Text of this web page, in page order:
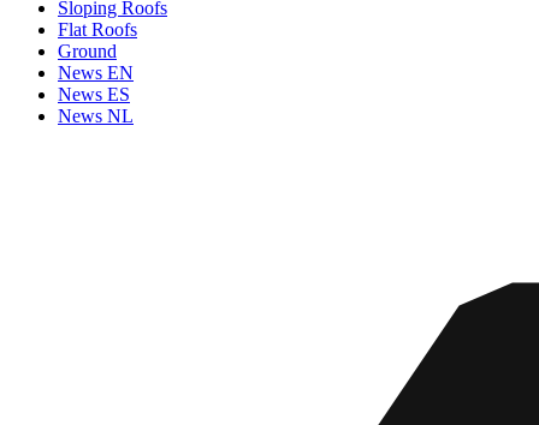
Sloping Roofs
Flat Roofs
Ground
News EN
News ES
News NL